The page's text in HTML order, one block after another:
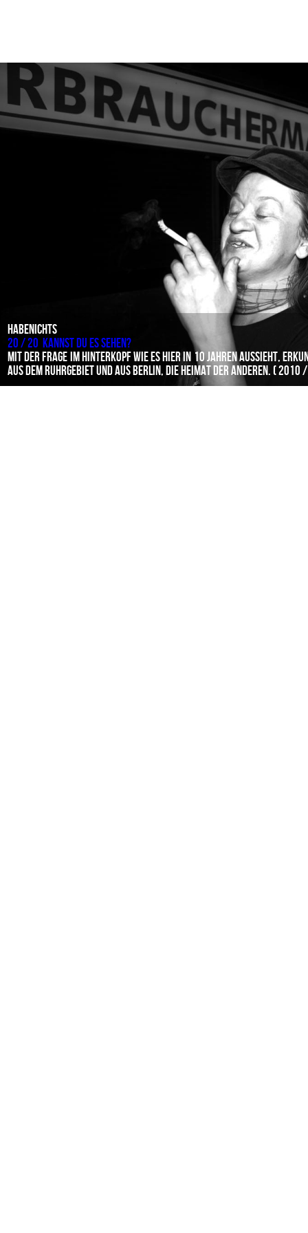
Habenichts
20 / 20 Kannst du es sehen?
Mit der Frage im Hinterkopf wie es hier in 10 Jahren aussieht,
aus dem Ruhrgebiet und aus Berlin, die Heimat der Anderen. ( 2010